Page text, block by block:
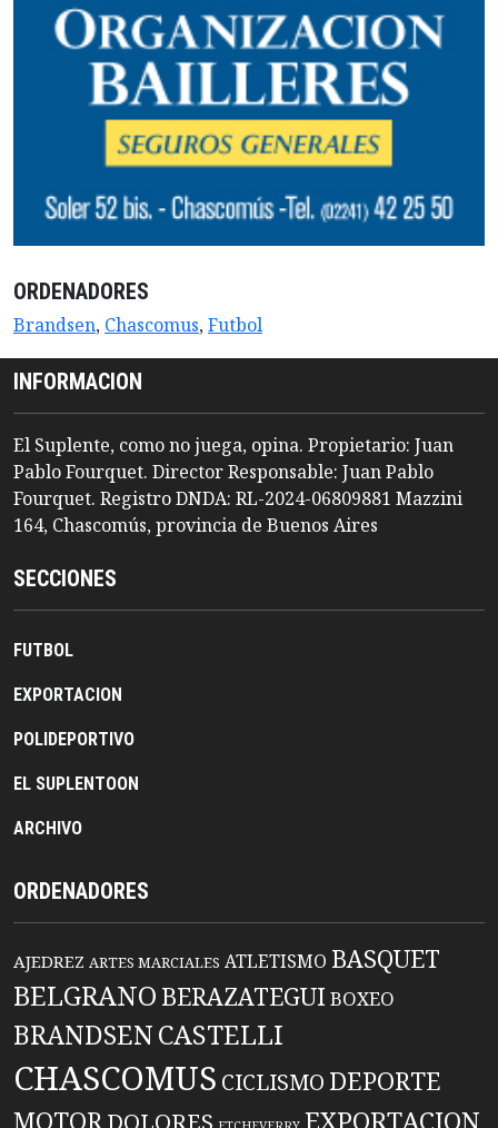
ORDENADORES
Brandsen, Chascomus,Futbol
INFORMACION
El Suplente, como no juega, opina. Propietario: Juan
Pablo Fourquet. Director Responsable: Juan Pablo
Fourquet. Registro DNDA: RL-2024-06809881 Mazzini
164, Chascomús, provincia de Buenos Aires
SECCIONES
FUTBOL
EXPORTACION
POLIDEPORTIVO
EL SUPLENTOON
ARCHIVO
ORDENADORES
AJEDREZ ARTES MARCIALES ATLETISMO BASQUET
BELGRANO BERAZATEGUIBOXEO
BRANDSENCASTELLI
CHASCOMUS CICLISMO DEPORTE
MOTOR DOLORES EXPORTACION